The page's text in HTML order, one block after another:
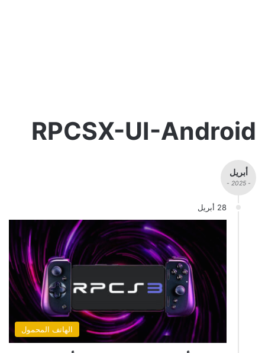
RPCSX-UI-Android
أبريل
- 2025 -
28 أبريل
الهاتف المحمول